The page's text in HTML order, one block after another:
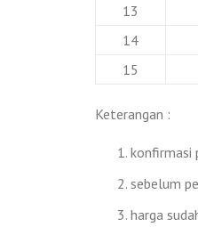
13
14
15
Keterangan :
konfirmasi
sebelum
harga